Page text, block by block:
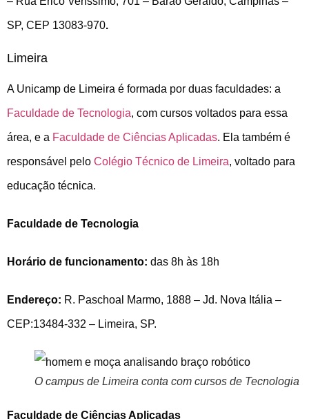
SP, CEP 13083-970.
Limeira
A Unicamp de Limeira é formada por duas faculdades: a
Faculdade de Tecnologia, com cursos voltados para essa
área, e a Faculdade de Ciências Aplicadas. Ela também é
responsável pelo Colégio Técnico de Limeira, voltado para
educação técnica.
Faculdade de Tecnologia
Horário de funcionamento: das 8h às 18h
Endereço: R. Paschoal Marmo, 1888 – Jd. Nova Itália –
CEP:13484-332 – Limeira, SP.
O campus de Limeira conta com cursos de Tecnologia
Faculdade de Ciências Aplicadas